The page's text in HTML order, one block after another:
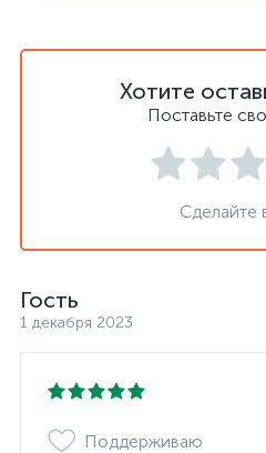
Хотите
Поставьте
Сделайте
Гость
1 декабря 2023
Поддерживаю